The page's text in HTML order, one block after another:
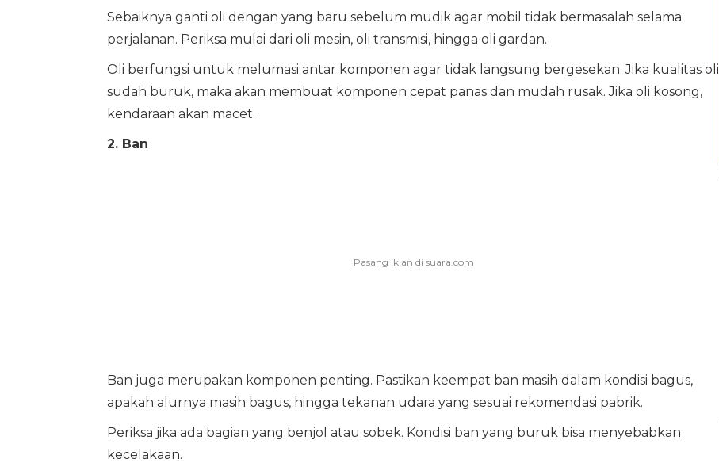
Sebaiknya ganti oli dengan yang baru sebelum mudik agar mobil tidak bermasalah selama
perjalanan. Periksa mulai dari oli mesin, oli transmisi, hingga oli gardan.
Oli berfungsi untuk melumasi antar komponen agar tidak langsung bergesekan. Jika kualitas oli
sudah buruk, maka akan membuat komponen cepat panas dan mudah rusak. Jika oli kosong,
kendaraan akan macet.
2. Ban
Ban juga merupakan komponen penting. Pastikan keempat ban masih dalam kondisi bagus,
apakah alurnya masih bagus, hingga tekanan udara yang sesuai rekomendasi pabrik.
Periksa jika ada bagian yang benjol atau sobek. Kondisi ban yang buruk bisa menyebabkan
kecelakaan.